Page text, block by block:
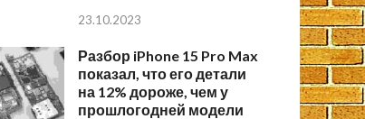
23.10.2023
Разбор iPhone 15 Pro Max
показал, что его детали
на 12% дороже, чем у
прошлогодней модели